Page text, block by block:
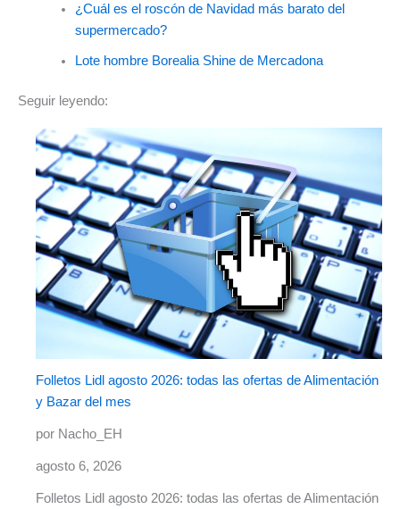
¿Cuál es el roscón de Navidad más barato del
supermercado?
Lote hombre Borealia Shine de Mercadona
Seguir leyendo:
Folletos Lidl agosto 2026: todas las ofertas de Alimentación
y Bazar del mes
por Nacho_EH
agosto 6, 2026
Folletos Lidl agosto 2026: todas las ofertas de Alimentación